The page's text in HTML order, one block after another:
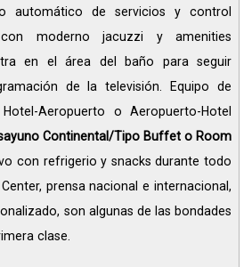
automático de servicios y control
moderno jacuzzi y amenities
en el área del baño para seguir
de la televisión. Equipo de
Aeropuerto o Aeropuerto-Hotel
Continental/Tipo Buffet o Room
con refrigerio y snacks durante todo
prensa nacional e internacional,
son algunas de las bondades
clase.